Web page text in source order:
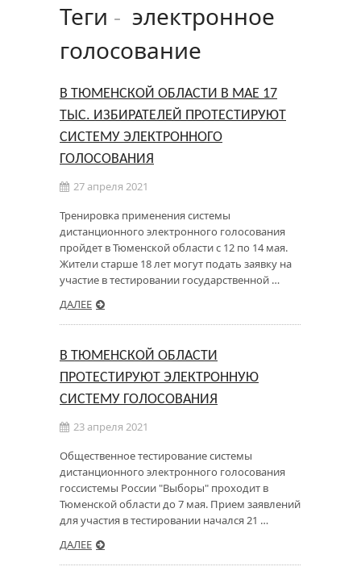
Теги - электронное
голосование
В ТЮМЕНСКОЙ ОБЛАСТИ В МАЕ 17
ТЫС. ИЗБИРАТЕЛЕЙ ПРОТЕСТИРУЮТ
СИСТЕМУ ЭЛЕКТРОННОГО
ГОЛОСОВАНИЯ
27 апреля 2021
Тренировка применения системы
дистанционного электронного голосования
пройдет в Тюменской области с 12 по 14 мая.
Жители старше 18 лет могут подать заявку на
участие в тестировании государственной …
ДАЛЕЕ
В ТЮМЕНСКОЙ ОБЛАСТИ
ПРОТЕСТИРУЮТ ЭЛЕКТРОННУЮ
СИСТЕМУ ГОЛОСОВАНИЯ
23 апреля 2021
Общественное тестирование системы
дистанционного электронного голосования
госсистемы России "Выборы" проходит в
Тюменской области до 7 мая. Прием заявлений
для участия в тестировании начался 21 …
ДАЛЕЕ